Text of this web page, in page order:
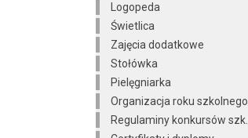
Logopeda
Świetlica
Zajęcia dodatkowe
Stołówka
Pielęgniarka
Organizacja roku szkolnego
Regulaminy konkursów szk.